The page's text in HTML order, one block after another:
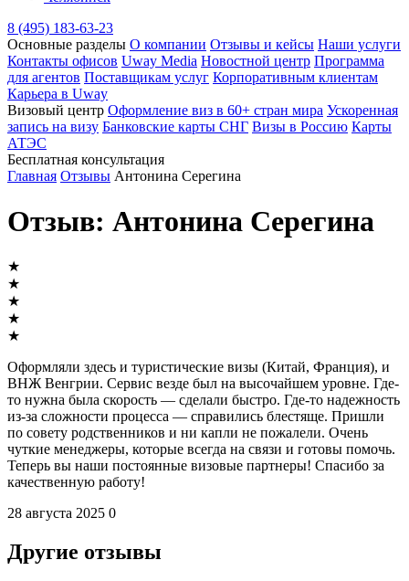
8 (495) 183-63-23
Основные разделы О компании Отзывы и кейсы Наши услуги
Контакты офисов Uway Media Новостной центр Программа
для агентов Поставщикам услуг Корпоративным клиентам
Карьера в Uway
Визовый центр Оформление виз в 60+ стран мира Ускоренная
запись на визу Банковские карты СНГ Визы в Россию Карты
АТЭС
Бесплатная консультация
Главная Отзывы Антонина Серегина
Отзыв: Антонина Серегина
★
★
★
★
★
Оформляли здесь и туристические визы (Китай, Франция), и
ВНЖ Венгрии. Сервис везде был на высочайшем уровне. Где-
то нужна была скорость — сделали быстро. Где-то надежность
из-за сложности процесса — справились блестяще. Пришли
по совету родственников и ни капли не пожалели. Очень
чуткие менеджеры, которые всегда на связи и готовы помочь.
Теперь вы наши постоянные визовые партнеры! Спасибо за
качественную работу!
28 августа 2025 0
Другие отзывы